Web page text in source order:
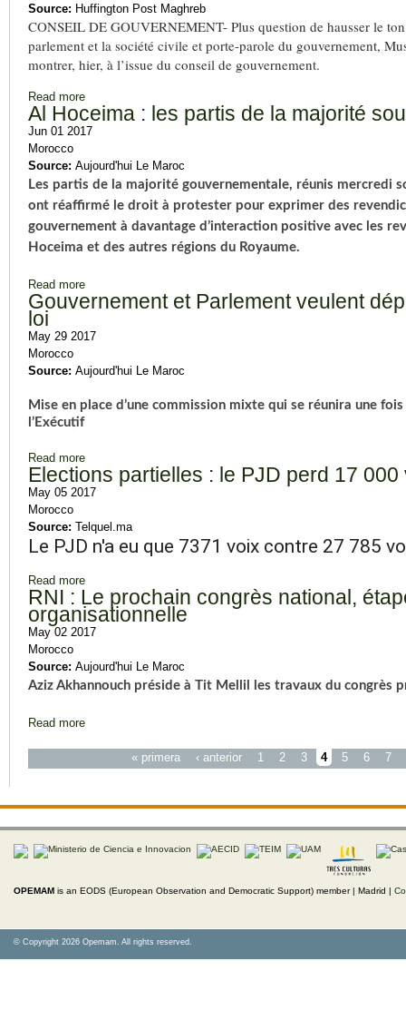
Source: Huffington Post Maghreb
CONSEIL DE GOUVERNEMENT- Plus question de hausser le
parlement et la société civile et porte-parole du gouvernement,
montrer, hier, à l’issue du conseil de gouvernement.
Read more
Al Hoceima : les partis de la majorité
Jun 01 2017
Morocco
Source: Aujourd'hui Le Maroc
Les partis de la majorité gouvernementale, réunis mercredi
ont réaffirmé le droit à protester pour exprimer des
gouvernement à davantage d’interaction positive avec les
Hoceima et des autres régions du Royaume.
Read more
Gouvernement et Parlement veulent
loi
May 29 2017
Morocco
Source: Aujourd'hui Le Maroc
Mise en place d’une commission mixte qui se réunira une
l’Exécutif
Read more
Elections partielles : le PJD perd 17
May 05 2017
Morocco
Source: Telquel.ma
Le PJD n'a eu que 7371 voix contre 27 785
Read more
RNI : Le prochain congrès national,
organisationnelle
May 02 2017
Morocco
Source: Aujourd'hui Le Maroc
Aziz Akhannouch préside à Tit Mellil les travaux du congrès
Read more
Pages « primera ‹ anterior 1 2 3 4 5 6 7
OPEMAM is an EODS (European Observation and Democratic Support) member | Madrid |
© Copyright 2026 Opemam. All rights reserved.